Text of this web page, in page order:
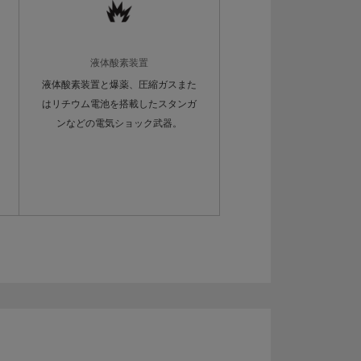
液体酸素装置
液体酸素装置と爆薬、圧縮ガスまた
はリチウム電池を搭載したスタンガ
ンなどの電気ショック武器。